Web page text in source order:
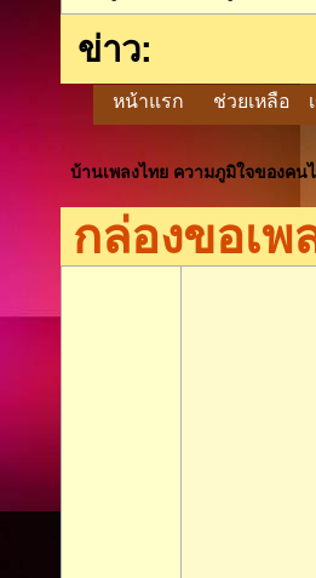
ข่าว:
หน้าแรก ช่วยเหลือ
บ้านเพลงไทย ความภูมิใจของคน
กล่องขอเพ